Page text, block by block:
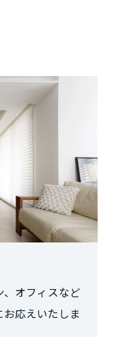
オフィスなど
応えいたしま